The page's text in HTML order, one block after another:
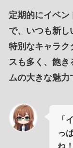
定期的にイベン
で、いつも新し
特別なキャラク
ス も多く、 飽き
ムの大きな魅力
「
っ
ね